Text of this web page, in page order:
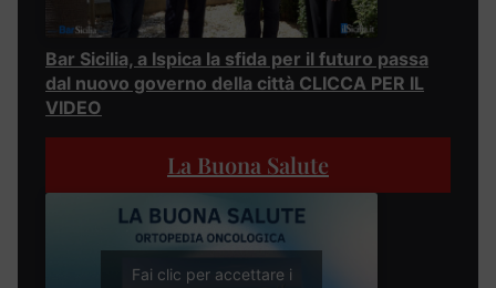
Bar Sicilia, a Ispica la sfida per il futuro passa
dal nuovo governo della città CLICCA PER IL
VIDEO
La Buona Salute
Fai clic per accettare i